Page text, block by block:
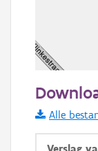
i
Alle